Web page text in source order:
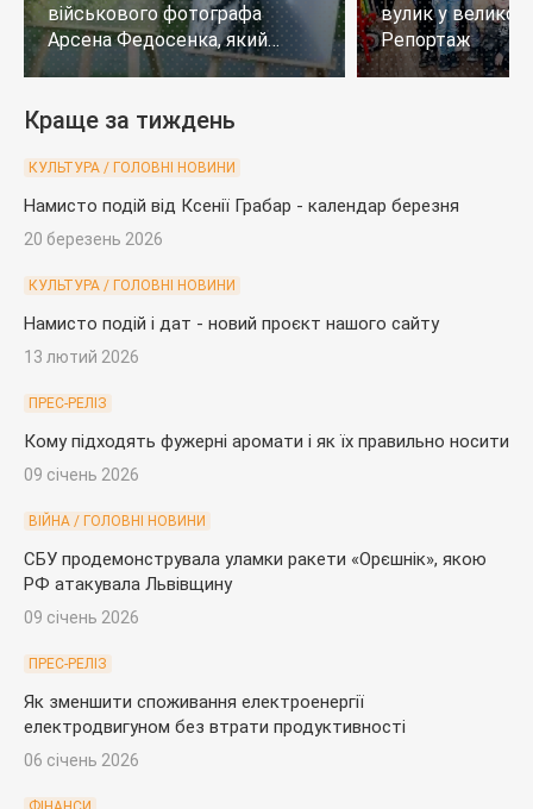
військового фотографа
Арсена Федосенка, який
загинув на війні
вулик у
Репортаж
Краще за тиждень
КУЛЬТУРА / ГОЛОВНІ НОВИНИ
Намисто подій від Ксенії Грабар - календар березня
20 березень 2026
КУЛЬТУРА / ГОЛОВНІ НОВИНИ
Намисто подій і дат - новий проєкт нашого сайту
13 лютий 2026
ПРЕС-РЕЛІЗ
Кому підходять фужерні аромати і як їх правильно носити
09 січень 2026
ВІЙНА / ГОЛОВНІ НОВИНИ
СБУ продемонструвала уламки ракети «Орєшнік», якою
РФ атакувала Львівщину
09 січень 2026
ПРЕС-РЕЛІЗ
Як зменшити споживання електроенергії
електродвигуном без втрати продуктивності
06 січень 2026